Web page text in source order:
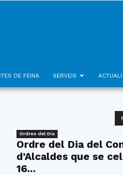
DE FEINA SERVEIS
Ordres del Dia
Ordre del Dia del
d’Alcaldes que se
16...